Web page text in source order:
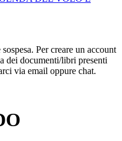
Per creare un account
dei documenti/libri presenti
via email oppure chat.